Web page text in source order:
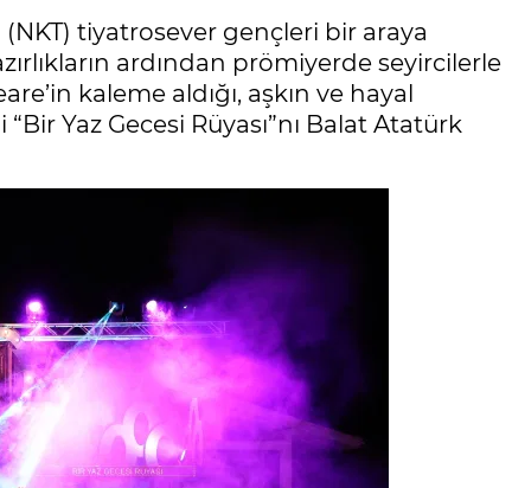
tiyatrosever gençleri bir araya
ardından prömiyerde seyircilerle
kaleme aldığı, aşkın ve hayal
Yaz Gecesi Rüyası”nı Balat Atatürk